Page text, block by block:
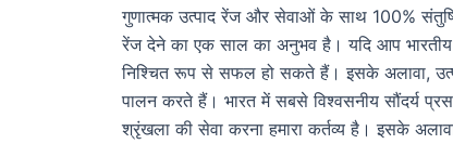
गुणात्मक उत्पाद रेंज और सेवाओं के साथ 100%
रेंज देने का एक साल का अनुभव है। यदि आप
निश्चित रूप से सफल हो सकते हैं। इसके अलावा,
पालन करते हैं। भारत में सबसे विश्वसनीय सौंदर्य
श्रृंखला की सेवा करना हमारा कर्तव्य है। इसके